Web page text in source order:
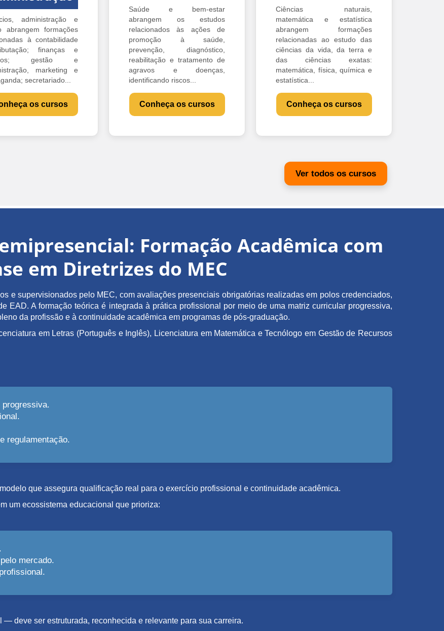
administração e
abrangem formações
à contabilidade
finanças e
gestão e
marketing e
secretariado...
os cursos
Saúde e bem-estar
abrangem os estudos
relacionados às ações de
promoção à saúde,
prevenção, diagnóstico,
reabilitação e tratamento de
agravos e doenças,
identificando riscos...
Conheça os cursos
Ciências naturais,
matemática e estatística
abrangem formações
relacionadas ao estudo das
ciências da vida, da terra e
das ciências exatas:
matemática, física, química e
estatística...
Conheça os cursos
Ver todos os cursos
Formação Acadêmica com
em Diretrizes do MEC
e supervisionados pelo MEC, com avaliações presenciais obrigatórias realizadas em polos credenciados,
EAD. A formação teórica é integrada à prática profissional por meio de uma matriz curricular progressiva,
da profissão e à continuidade acadêmica em programas de pós-graduação.
em Letras (Português e Inglês), Licenciatura em Matemática e Tecnólogo em Gestão de Recursos
regulamentação.
que assegura qualificação real para o exercício profissional e continuidade acadêmica.
um ecossistema educacional que prioriza:
mercado.
deve ser estruturada, reconhecida e relevante para sua carreira.